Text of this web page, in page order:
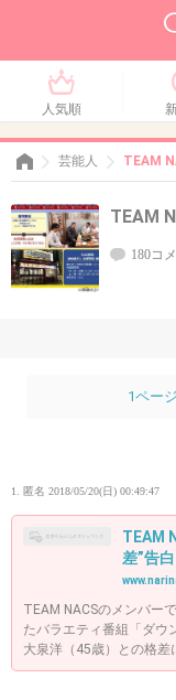
人気順
芸能人 TEAM
TEAM
180コ
1ペー
1. 匿名 2018/05/20(日) 00:49:47
TEAM
差”告
TEAM NACSのメンバー
たバラエティ番組「ダウ
大泉洋（45歳）との格差